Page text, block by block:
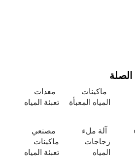
ماكينات
المياه المعبأة
تعبئة المياه
آلة ملء
زجاجات
مصنعي
ماكينات
تعبئة المياه